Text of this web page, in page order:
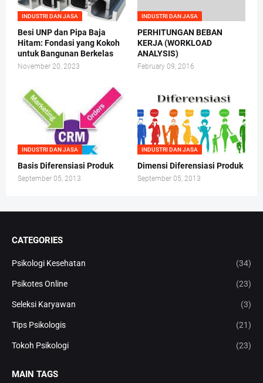
INDUSTRI DAN JASA
Besi UNP dan Pipa Baja
Hitam: Fondasi yang Kokoh
untuk Bangunan Berkelas
November 20, 2023
INDUSTRI DAN JASA
PERHITUNGAN BEBAN
KERJA (WORKLOAD
ANALYSIS)
February 09, 2016
INDUSTRI DAN JASA
Basis Diferensiasi Produk
September 05, 2013
INDUSTRI DAN JASA
Dimensi Diferensiasi Produk
September 05, 2013
CATEGORIES
Psikologi Kesehatan (34)
Psikotes Online (23)
Seleksi Karyawan (3)
Tips Psikologis (21)
Tokoh Psikologi (23)
MAIN TAGS